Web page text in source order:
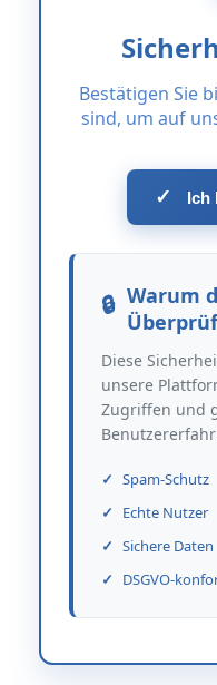
Bestätigen Sie
sind, um auf
✓ Ich
Warum
Diese
unsere
Zugriffen und
Spam-Schutz
Echte Nutzer
Sichere Daten
DSGVO-